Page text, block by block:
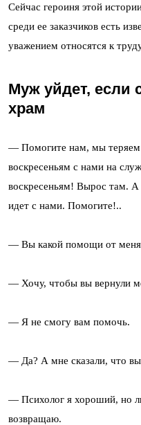
Сейчас героиня этой
среди ее заказчиков есть
уважением относятся к
Муж уйдет, если
храм
— Помогите нам, мы
воскресеньям с нами на
воскресеньям! Вырос там. А
идет с нами. Помогите!..
— Вы какой помощи от меня
— Хочу, чтобы вы вернули
— Я не смогу вам помочь.
— Да? А мне сказали, что
— Психолог я хороший, но
возвращаю.